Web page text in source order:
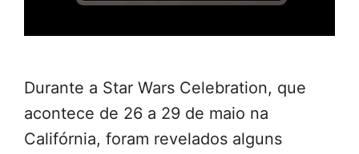
Durante a Star Wars Celebration, que
acontece de 26 a 29 de maio na
Califórnia, foram revelados alguns